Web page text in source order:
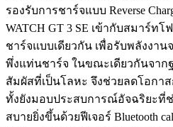
รองรับการชาร์จแบบ Reverse
WATCH GT 3 SE เข้ากับสมาร์ท
ชาร์จแบบเดียวกัน เพื่อรับพลังงา
พึ่งแท่นชาร์จ ในขณะเดียวกันจาก
สัมผัสที่เป็นโลหะ จึงช่วยลดโอกา
ทั้งยังมอบประสบการณ์อัจฉริยะที่
สบายยิ่งขึ้นด้วยฟีเจอร์ Bluetooth